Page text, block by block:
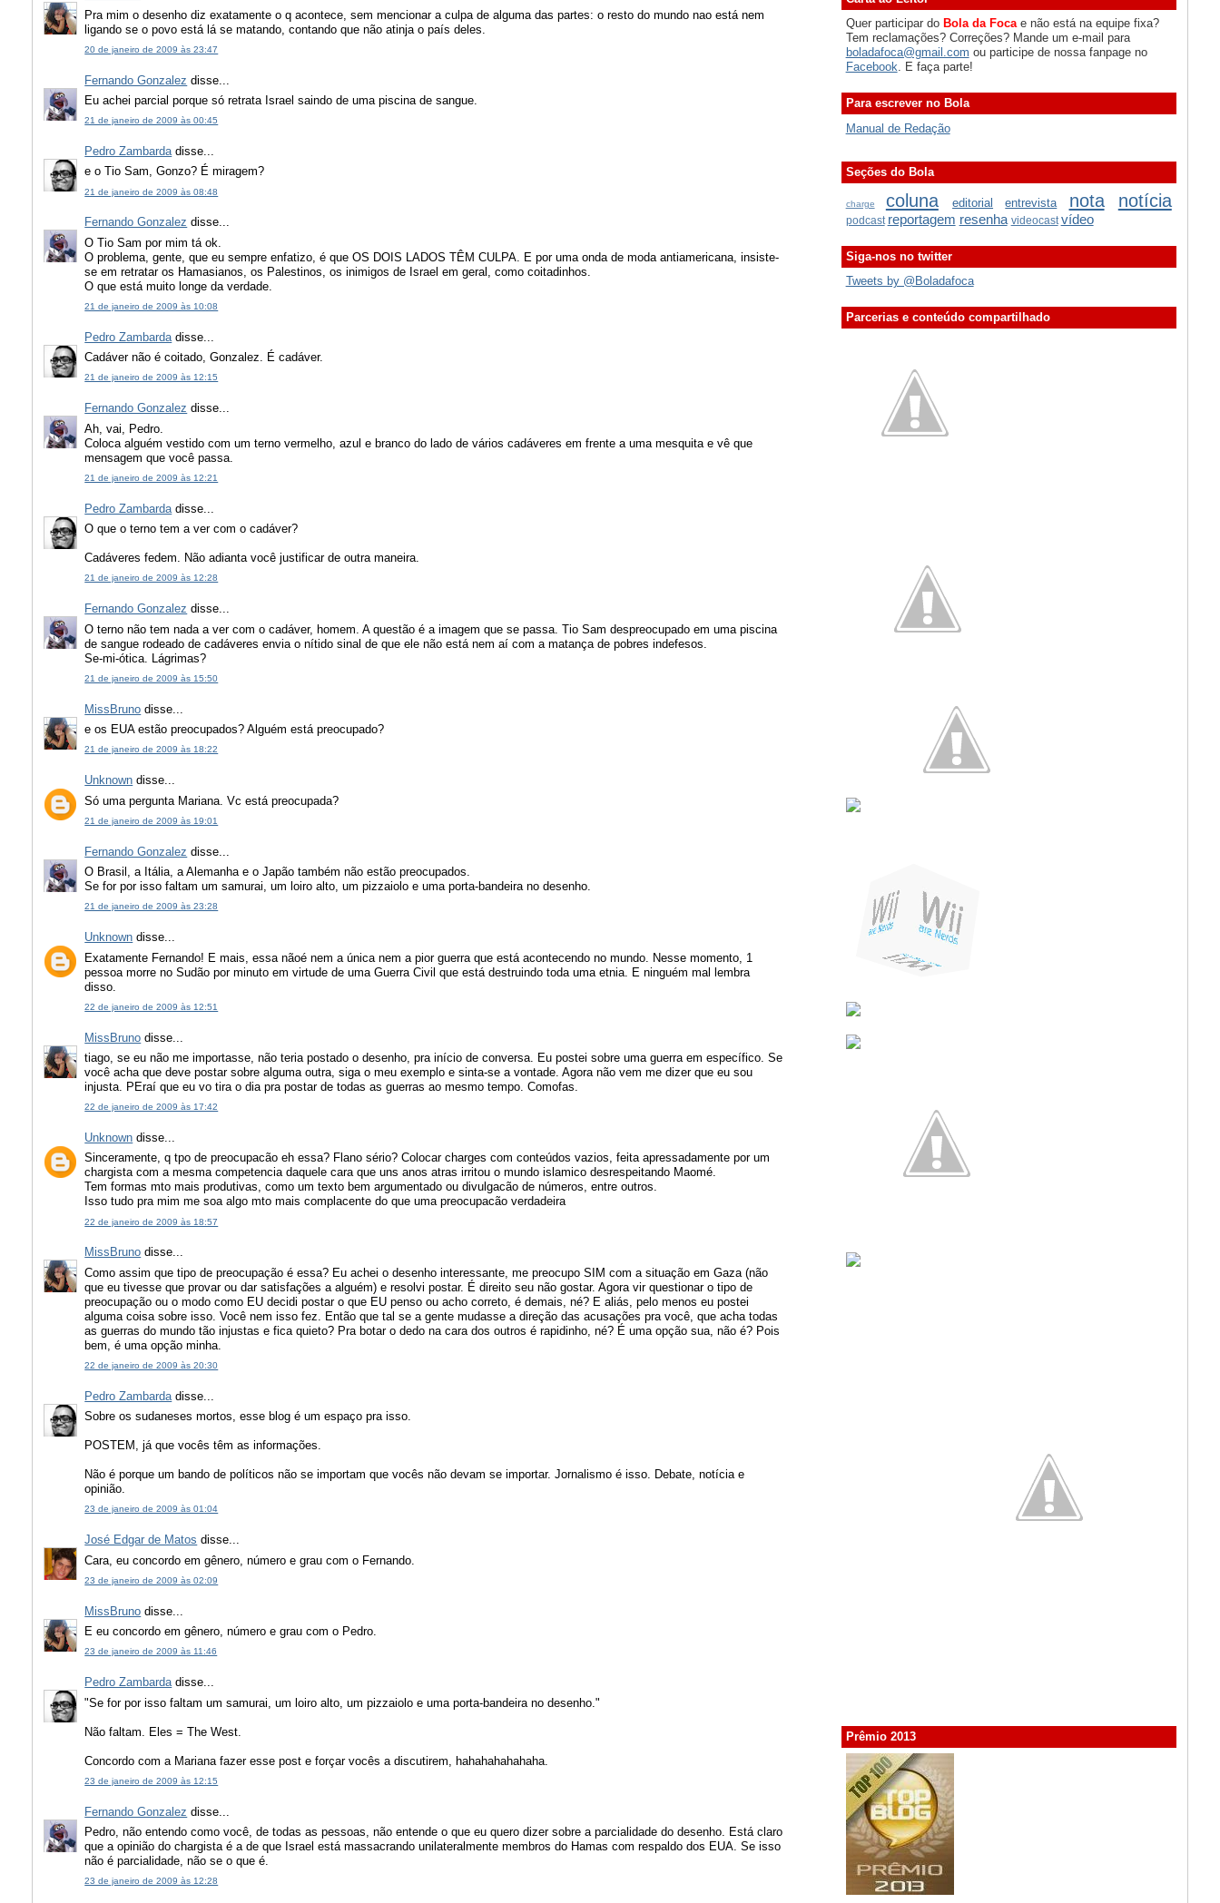
Pra mim o desenho diz exatamente o q acontece, sem mencionar a culpa de alguma das partes: o resto do mundo nao está nem
ligando se o povo está lá se matando, contando que não atinja o país deles.
20 de janeiro de 2009 às 23:47
Fernando Gonzalez disse...
Eu achei parcial porque só retrata Israel saindo de uma piscina de sangue.
21 de janeiro de 2009 às 00:45
Pedro Zambardadisse...
e o Tio Sam, Gonzo? É miragem?
21 de janeiro de 2009 às 08:48
Fernando Gonzalez disse...
O Tio Sam por mim tá ok.
O problema, gente, que eu sempre enfatizo, é que OS DOIS LADOS TÊM CULPA. E por uma onda de moda antiamericana, insiste-
se em retratar os Hamasianos, os Palestinos, os inimigos de Israel em geral, como coitadinhos.
O que está muito longe da verdade.
21 de janeiro de 2009 às 10:08
Pedro Zambarda disse...
Cadáver não é coitado, Gonzalez. É cadáver.
21 de janeiro de 2009 às 12:15
Fernando Gonzalez disse...
Ah, vai, Pedro.
Coloca alguém vestido com um terno vermelho, azul e branco do lado de vários cadáveres em frente a uma mesquita e vê que
mensagem que você passa.
21 de janeiro de 2009 às 12:21
Pedro Zambarda disse...
O que o terno tem a ver com o cadáver?
Cadáveres fedem. Não adianta você justificar de outra maneira.
21 de janeiro de 2009 às 12:28
Fernando Gonzalez disse...
O terno não tem nada a ver com o cadáver, homem. A questão é a imagem que se passa. Tio Sam despreocupado em uma piscina
de sangue rodeado de cadáveres envia o nítido sinal de que ele não está nem aí com a matança de pobres indefesos.
Se-mi-ótica. Lágrimas?
21 de janeiro de 2009 às 15:50
MissBruno disse...
e os EUA estão preocupados? Alguém está preocupado?
21 de janeiro de 2009 às 18:22
Unknown disse...
Só uma pergunta Mariana. Vc está preocupada?
21 de janeiro de 2009 às 19:01
Fernando Gonzalez disse...
O Brasil, a Itália, a Alemanha e o Japão também não estão preocupados.
Se for por isso faltam um samurai, um loiro alto, um pizzaiolo e uma porta-bandeira no desenho.
21 de janeiro de 2009 às 23:28
Unknown disse...
Exatamente Fernando! E mais, essa nãoé nem a única nem a pior guerra que está acontecendo no mundo. Nesse momento, 1
pessoa morre no Sudão por minuto em virtude de uma Guerra Civil que está destruindo toda uma etnia. E ninguém mal lembra
disso.
22 de janeiro de 2009 às 12:51
MissBruno disse...
tiago, se eu não me importasse, não teria postado o desenho, pra início de conversa. Eu postei sobre uma guerra em específico. Se
você acha que deve postar sobre alguma outra, siga o meu exemplo e sinta-se a vontade. Agora não vem me dizer que eu sou
injusta. PEraí que eu vo tira o dia pra postar de todas as guerras ao mesmo tempo. Comofas.
22 de janeiro de 2009 às 17:42
Unknown disse...
Sinceramente, q tpo de preocupacão eh essa? Flano sério? Colocar charges com conteúdos vazios, feita apressadamente por um
chargista com a mesma competencia daquele cara que uns anos atras irritou o mundo islamico desrespeitando Maomé.
Tem formas mto mais produtivas, como um texto bem argumentado ou divulgacão de números, entre outros.
Isso tudo pra mim me soa algo mto mais complacente do que uma preocupacão verdadeira
22 de janeiro de 2009 às 18:57
MissBruno disse...
Como assim que tipo de preocupação é essa? Eu achei o desenho interessante, me preocupo SIM com a situação em Gaza (não
que eu tivesse que provar ou dar satisfações a alguém) e resolvi postar. É direito seu não gostar. Agora vir questionar o tipo de
preocupação ou o modo como EU decidi postar o que EU penso ou acho correto, é demais, né? E aliás, pelo menos eu postei
alguma coisa sobre isso. Você nem isso fez. Então que tal se a gente mudasse a direção das acusações pra você, que acha todas
as guerras do mundo tão injustas e fica quieto? Pra botar o dedo na cara dos outros é rapidinho, né? É uma opção sua, não é? Pois
bem, é uma opção minha.
22 de janeiro de 2009 às 20:30
Pedro Zambarda disse...
Sobre os sudaneses mortos, esse blog é um espaço pra isso.
POSTEM, já que vocês têm as informações.
Não é porque um bando de políticos não se importam que vocês não devam se importar. Jornalismo é isso. Debate, notícia e
opinião.
23 de janeiro de 2009 às 01:04
José Edgar de Matos disse...
Cara, eu concordo em gênero, número e grau com o Fernando.
23 de janeiro de 2009 às 02:09
MissBruno disse...
E eu concordo em gênero, número e grau com o Pedro.
23 de janeiro de 2009 às 11:46
Pedro Zambardadisse...
"Se for por isso faltam um samurai, um loiro alto, um pizzaiolo e uma porta-bandeira no desenho."
Não faltam. Eles = The West.
Concordo com a Mariana fazer esse post e forçar vocês a discutirem, hahahahahahaha.
23 de janeiro de 2009 às 12:15
Fernando Gonzalez disse...
Pedro, não entendo como você, de todas as pessoas, não entende o que eu quero dizer sobre a parcialidade do desenho. Está claro
que a opinião do chargista é a de que Israel está massacrando unilateralmente membros do Hamas com respaldo dos EUA. Se isso
não é parcialidade, não se o que é.
23 de janeiro de 2009 às 12:28
Quer participar do Bola da Focae não está na equipe fixa?
Tem reclamações? Correções? Mande um e-mail para
boladafoca@gmail.com ou participe de nossa fanpage no
Facebook . E faça parte!
Para escrever no Bola
Manual de Redação
Seções do Bola
charge coluna editorial entrevista nota notícia
podcast reportagem resenha videocast vídeo
Siga-nos no twitter
Tweets by @Boladafoca
Parcerias e conteúdo compartilhado
Prêmio 2013